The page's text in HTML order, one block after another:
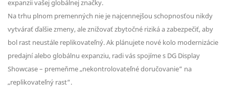
expanzii vašej globálnej značky.
Na trhu plnom premenných nie je najcennejšou schopnosťou nikdy
vytvárať ďalšie zmeny, ale znižovať zbytočné riziká a zabezpečiť, aby
bol rast neustále replikovateľný. Ak plánujete nové kolo modernizácie
predajní alebo globálnu expanziu, radi vás spojíme s DG Display
Showcase – premeňme „nekontrolovateľné doručovanie“ na
„replikovateľný rast“.